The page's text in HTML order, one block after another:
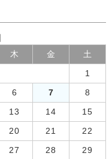
木 金 土
1
6 7 8
13 14 15
20 21 22
27 28 29